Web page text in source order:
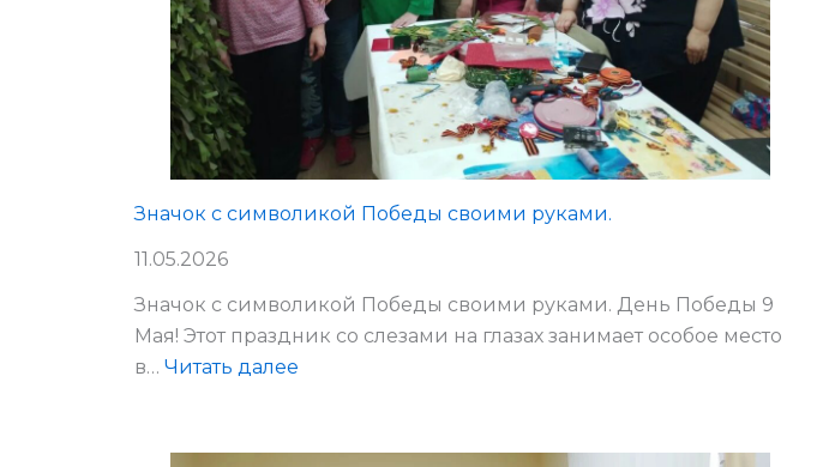
Значок с символикой Победы своими руками.
11.05.2026
Значок с символикой Победы своими руками. День Победы 9
Мая! Этот праздник со слезами на глазах занимает особое место
в… Читать далее
символикой